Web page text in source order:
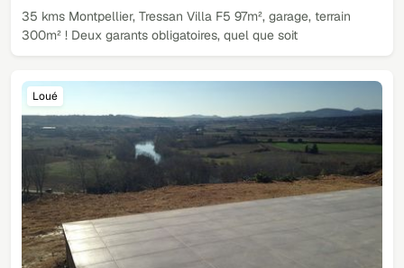
35 kms Montpellier, Tressan Villa F5 97m², garage, terrain
300m² ! Deux garants obligatoires, quel que soit
Loué